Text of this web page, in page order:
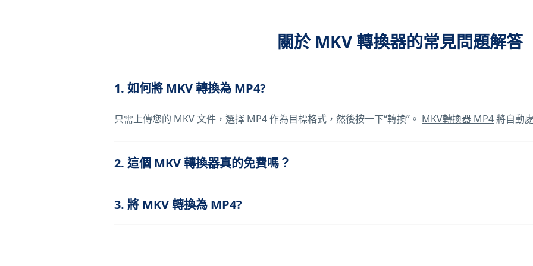
關於 MKV 轉換器的常見問題解答
1. 如何將 MKV 轉換為 MP4?
只需上傳您的 MKV 文件，選擇 MP4 作為目標格式，然後按一下“轉換”。 MKV轉換器 MP4將自動
2. 這個 MKV 轉換器真的免費嗎？
3. 將 MKV 轉換為 MP4?